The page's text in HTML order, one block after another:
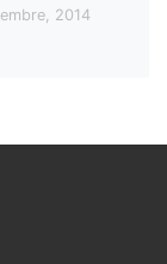
2014